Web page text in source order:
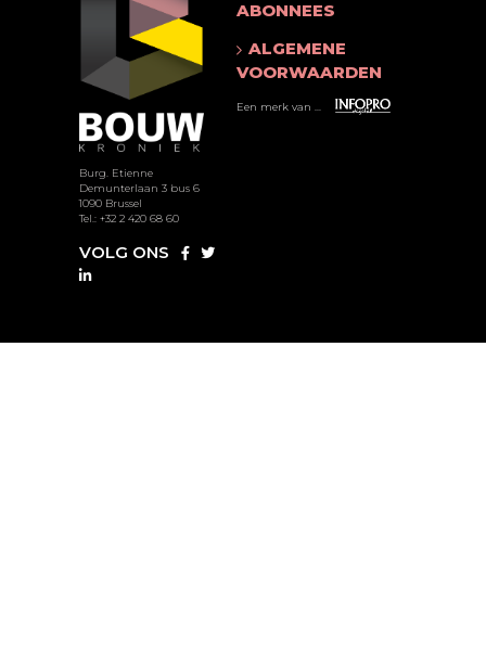
Burg. Etienne
Demunterlaan 3 bus 6
1090 Brussel
Tel.: +32 2 420 68 60
VOLG ONS
ABONNEES
ALGEMENE
VOORWAARDEN
Een merk van ...